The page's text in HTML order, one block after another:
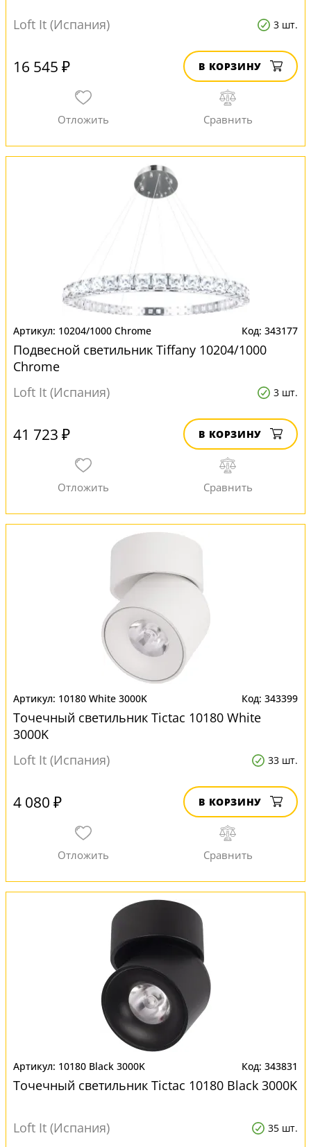
Loft It (Испания) 3 шт.
16 545 ₽ В КОРЗИНУ
10204/1000 Chrome 343177
Подвесной светильник Tiffany 10204/1000
Chrome
Loft It (Испания)
3 шт.
41 723 ₽ В КОРЗИНУ
10180 White 3000K 343399
Точечный светильник Tictac 10180 White
3000K
Loft It (Испания)
33 шт.
4 080 ₽ В КОРЗИНУ
10180 Black 3000K 343831
Точечный светильник Tictac 10180 Black 3000K
Loft It (Испания) 35 шт.